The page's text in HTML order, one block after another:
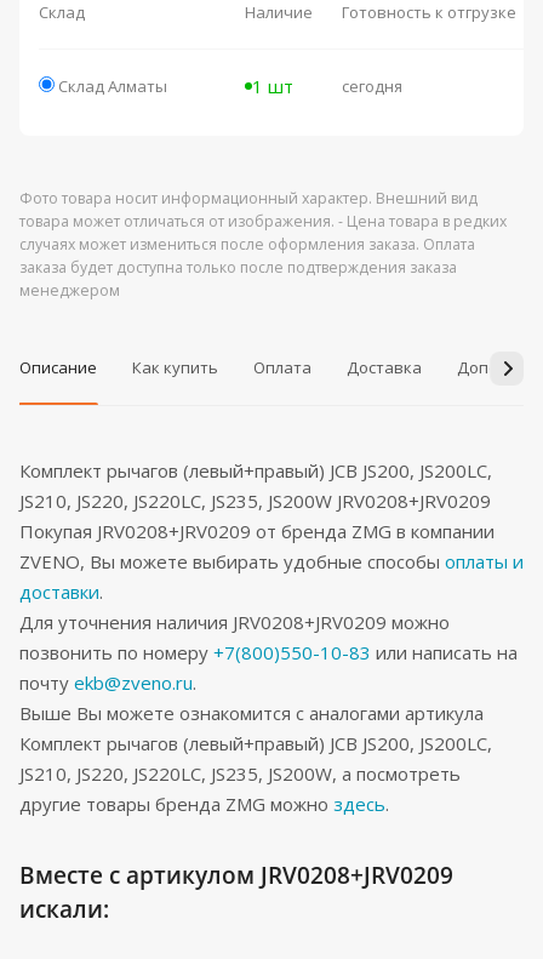
Склад Наличие Готовность к отгрузке
Склад Алматы 1 шт сегодня
Фото товара носит информационный характер. Внешний вид
товара может отличаться от изображения. - Цена товара в редких
случаях может измениться после оформления заказа. Оплата
заказа будет доступна только после подтверждения заказа
менеджером
Описание Как купить Оплата Доставка
Комплект рычагов (левый+правый) JCB JS200, JS200LC,
JS210, JS220, JS220LC, JS235, JS200W JRV0208+JRV0209
Покупая JRV0208+JRV0209 от бренда ZMG в компании
ZVENO, Вы можете выбирать удобные способы оплаты и
доставки.
Для уточнения наличия JRV0208+JRV0209 можно
позвонить по номеру +7(800)550-10-83 или написать на
почту ekb@zveno.ru.
Выше Вы можете ознакомится с аналогами артикула
Комплект рычагов (левый+правый) JCB JS200, JS200LC,
JS210, JS220, JS220LC, JS235, JS200W, а посмотреть
другие товары бренда ZMG можно здесь.
Вместе с артикулом JRV0208+JRV0209
искали: